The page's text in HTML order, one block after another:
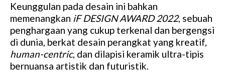
Keunggulan pada desain ini bahkan
memenangkan iF DESIGN AWARD 2022, sebuah
penghargaan yang cukup terkenal dan bergengsi
di dunia, berkat desain perangkat yang kreatif,
human-centric, dan dilapisi keramik ultra-tipis
bernuansa artistik dan futuristik.